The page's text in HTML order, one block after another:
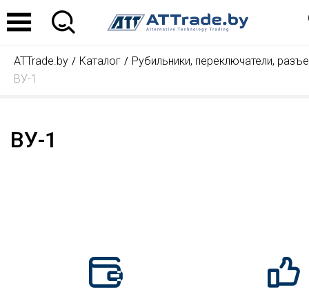
ATTrade.by Каталог
Рубильники, переключатели,
ВУ-1
ВУ-1